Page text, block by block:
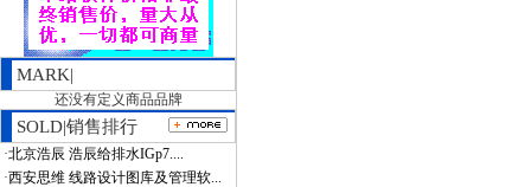
MARK|
还没有定义商品品牌
SOLD|销售排行
·北京浩辰 浩辰给排水IGp7....
·西安思维 线路设计图库及管理软...